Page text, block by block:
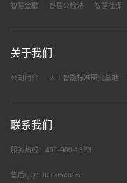
智慧金融 智慧公检法 智慧社保
关于我们
公司简介 人工智能标准研究基地
联系我们
服务热线：400-900-1323
售后QQ：800054885